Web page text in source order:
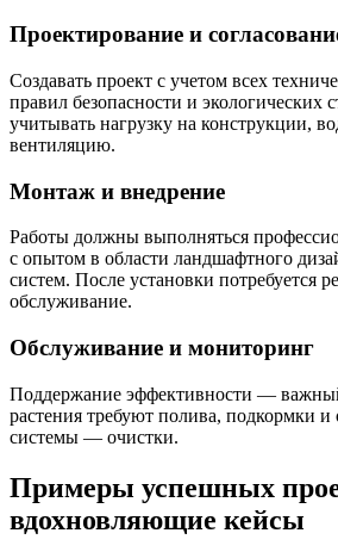
Проектирование и
Создавать проект с учетом всех
правил безопасности и экологических
учитывать нагрузку на конструкции,
вентиляцию.
Монтаж и внедрение
Работы должны выполняться
с опытом в области ландшафтного
систем. После установки потребуется
обслуживание.
Обслуживание и мониторинг
Поддержание эффективности —
растения требуют полива, подкормки и
системы — очистки.
Примеры успешных
вдохновляющие кейсы